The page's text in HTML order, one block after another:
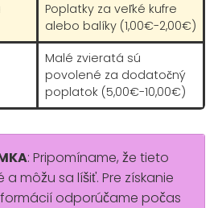
Poplatky za veľké kufre
alebo balíky (1,00€-2,00€)
Malé zvieratá sú
povolené za dodatočný
poplatok (5,00€-10,00€)
: Pripomíname, že tieto
môžu sa líšiť. Pre získanie
odporúčame počas